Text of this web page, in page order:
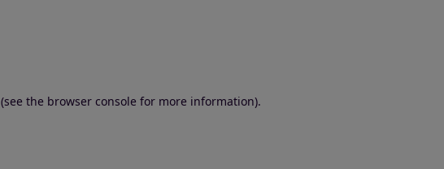
(see the browser console for more information).